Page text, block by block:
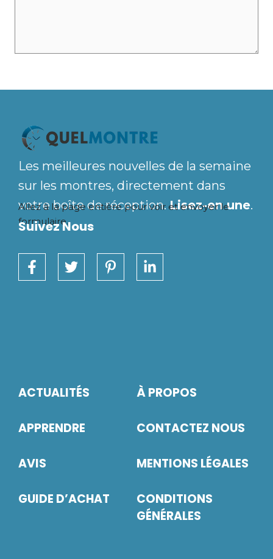
Les meilleures nouvelles de la semaine
sur les montres, directement dans
votre boîte de réception.Lisez-en une.
Allez à la page entièrepour voir et envoyer le
formulaire.
Suivez Nous
ACTUALITÉS
APPRENDRE
AVIS
GUIDE D’ACHAT
À PROPOS
CONTACTEZ NOUS
MENTIONS LÉGALES
CONDITIONS
GÉNÉRALES